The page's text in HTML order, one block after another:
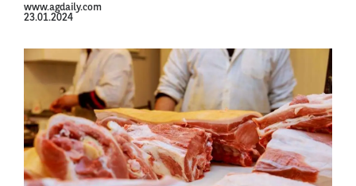
www.agdaily.com
23.01.2024